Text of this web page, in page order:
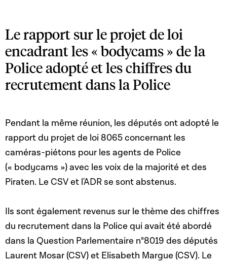
Le rapport sur le projet de loi
encadrant les « bodycams » de la
Police adopté et les chiffres du
recrutement dans la Police
Pendant la même réunion, les députés ont adopté le
rapport du projet de loi 8065 concernant les
caméras-piétons pour les agents de Police
(« bodycams ») avec les voix de la majorité et des
Piraten. Le CSV et l'ADR se sont abstenus.
Ils sont également revenus sur le thème des chiffres
du recrutement dans la Police qui avait été abordé
dans la Question Parlementaire n°8019 des députés
Laurent Mosar (CSV) et Elisabeth Margue (CSV). Le